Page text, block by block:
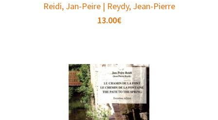
Reidi, Jan-Peire | Reydy, Jean-Pierre
13.00€